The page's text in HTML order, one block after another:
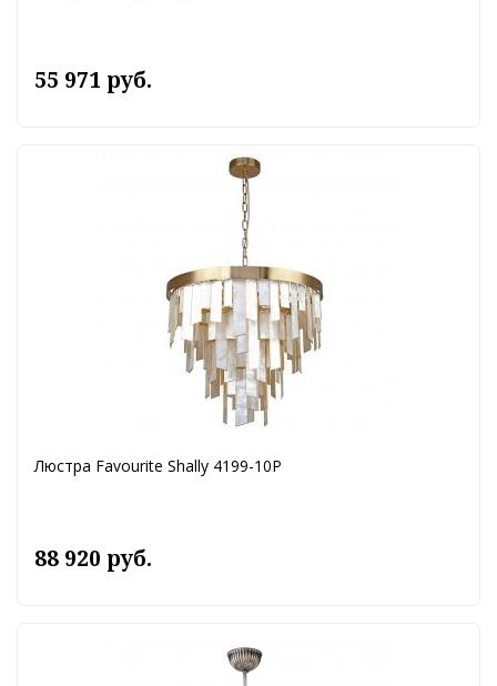
55 971 руб.
Люстра Favourite Shally 4199-10P
88 920 руб.